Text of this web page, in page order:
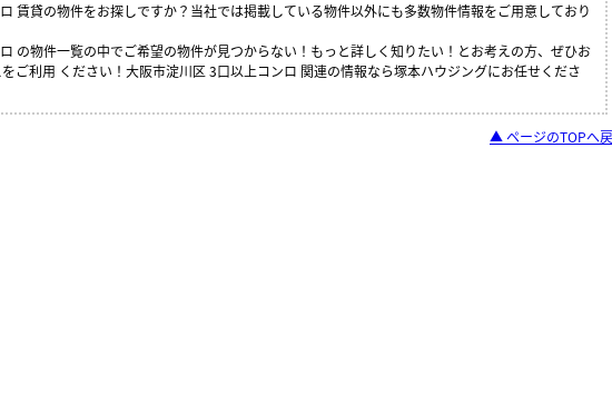
賃貸の物件をお探しですか？当社では掲載している物件以外にも多数物件情報をご用意しており
の物件一覧の中でご希望の物件が見つからない！もっと詳しく知りたい！とお考えの方、ぜひお
ご利用 ください！大阪市淀川区 3口以上コンロ 関連の情報なら塚本ハウジングにお任せくださ
▲ ページのTOPへ